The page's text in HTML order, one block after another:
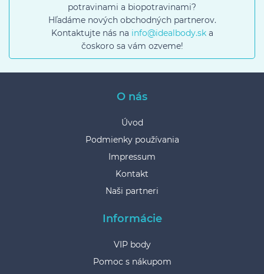
potravinami a biopotravinami?
Hľadáme nových obchodných partnerov.
Kontaktujte nás na info@idealbody.ska
čoskoro sa vám ozveme!
O nás
Úvod
Podmienky používania
Impressum
Kontakt
Naši partneri
Informácie
VIP body
Pomoc s nákupom